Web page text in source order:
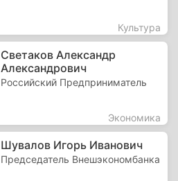
Культура
Светаков Александр
Александрович
Российский Предприниматель
Экономика
Шувалов Игорь Иванович
Председатель Внешэкономбанка